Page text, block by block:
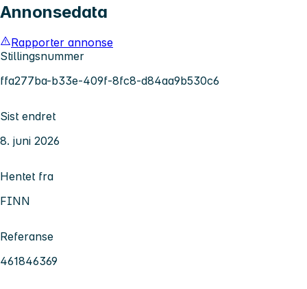
Annonsedata
Rapporter annonse
Stillingsnummer
ffa277ba-b33e-409f-8fc8-d84aa9b530c6
Sist endret
8. juni 2026
Hentet fra
FINN
Referanse
461846369